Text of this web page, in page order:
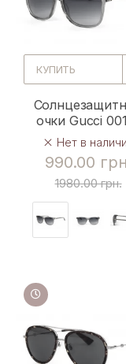
КУПИТЬ
очки Gucci
Нет в
990.00
1980.00 грн.